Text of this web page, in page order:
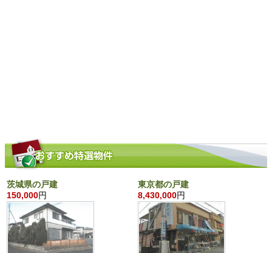
茨城県の戸建
150,000円
東京都の戸建
8,430,000円